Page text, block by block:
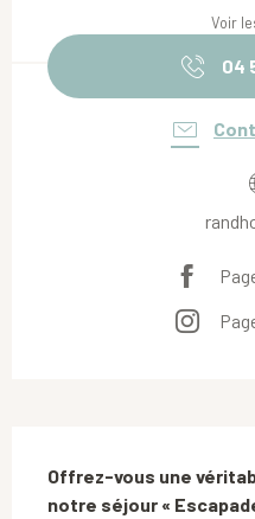
Voir
04
Offrez-vous une
notre séjour «